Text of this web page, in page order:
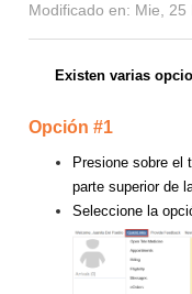
Modificado en: Mie, 25
Existen varias
Opción #1
Presione sobre el
parte superior de
Seleccione la